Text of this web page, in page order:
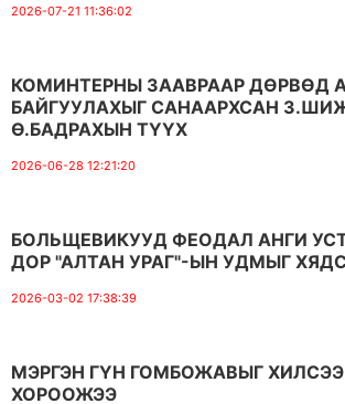
2026-07-21 11:36:02
КОМИНТЕРНЫ ЗААВРААР ДӨРВӨД
БАЙГУУЛАХЫГ САНААРХСАН
Ө.БАДРАХЫН ТҮҮХ
2026-06-28 12:21:20
БОЛЬЩЕВИКУУД ФЕОДАЛ АНГИ
ДОР "АЛТАН УРАГ"-ЫН УДМЫГ
2026-03-02 17:38:39
МЭРГЭН ГҮН ГОМБОЖАВЫГ
ХОРООЖЭЭ